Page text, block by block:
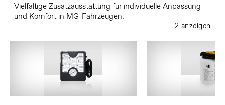
Vielfältige Zusatzausstattung für individuelle Anpassung
und Komfort in MG-Fahrzeugen.
2 anzeigen